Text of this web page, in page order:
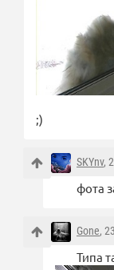
;)
SKYnv,
фота
Gone,
Типа